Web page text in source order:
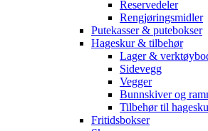
Reservedeler
Rengjøringsmidler
Putekasser & putebokser
Hageskur & tilbehør
Lager &
Sidevegg
Vegger
Bunnskiver og
Tilbehør til
Fritidsbokser